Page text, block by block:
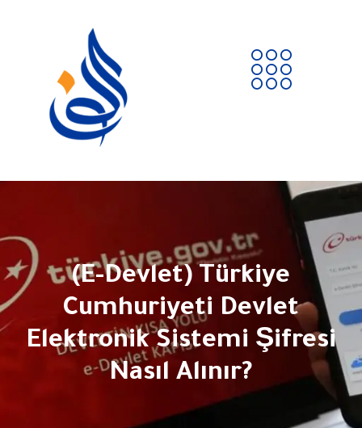
(E-Devlet) Türkiye
Cumhuriyeti Devlet
Elektronik Sistemi Şifresi
Nasıl Alınır?